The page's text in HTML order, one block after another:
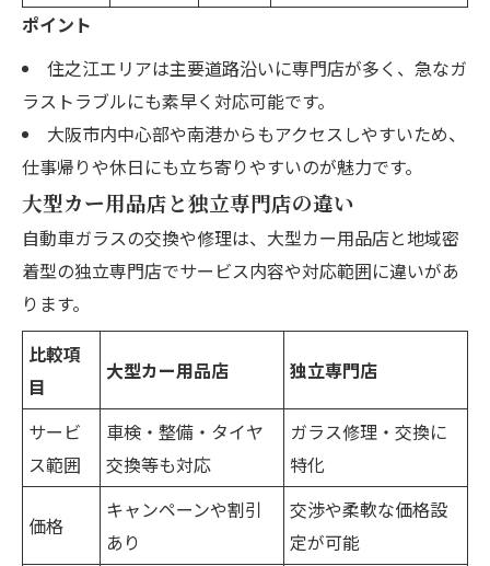
ポイント
住之江エリアは主要道路沿いに専門店が多く、急なガ
ラストラブルにも素早く対応可能です。
大阪市内中心部や南港からもアクセスしやすいため、
仕事帰りや休日にも立ち寄りやすいのが魅力です。
大型カー用品店と独立専門店の違い
自動車ガラスの交換や修理は、大型カー用品店と地域密
着型の独立専門店でサービス内容や対応範囲に違いがあ
ります。
比較項
目
大型カー用品店 独立専門店
サービ
ス範囲
車検・整備・タイヤ
交換等も対応
ガラス修理・交換に
特化
価格
キャンペーンや割引
あり
交渉や柔軟な価格設
定が可能